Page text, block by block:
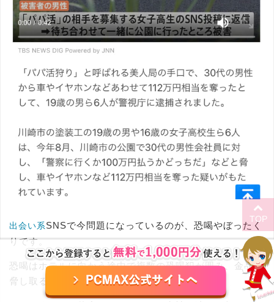
出会い系SNSで今問題になっているのが、恐喝やぼったく
りです。
恐喝はホテルに向かう途中で複数の恐喝犯が囲み、金品を
脅し取るのが手口。（通称、パパ活狩り）
TOP